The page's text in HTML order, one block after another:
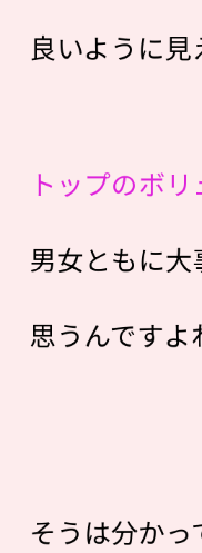
良いように
トップのボ
男女ともに
思うんですよ
そうは分かっ